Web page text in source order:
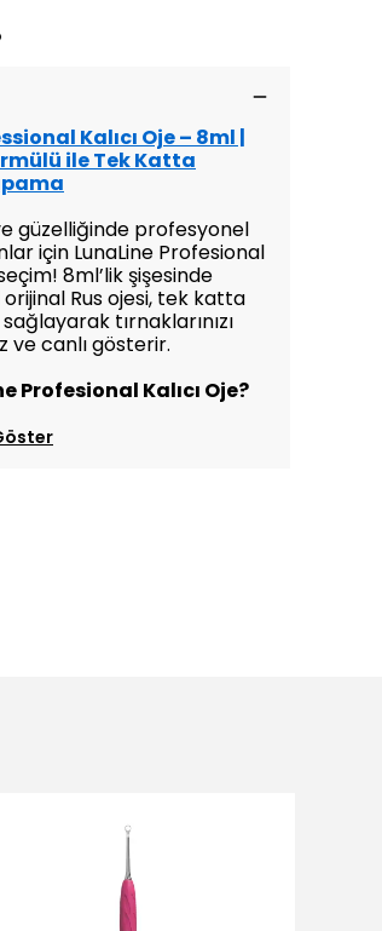
Kalıcı Oje – 8ml |
ile Tek Katta
güzelliğinde profesyonel
için LunaLine Profesional
8ml’lik şişesinde
Rus ojesi, tek katta
tırnaklarınızı
ve canlı gösterir.
Profesional Kalıcı Oje?